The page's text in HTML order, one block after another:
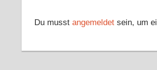
Du musst angemeldetsein, um